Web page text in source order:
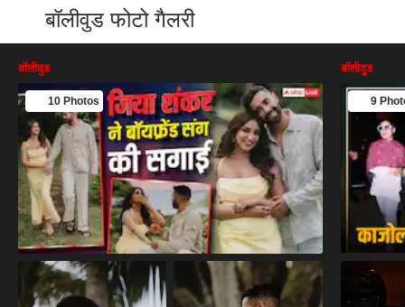
बॉलीवुड फोटो गैलरी
बॉलीवुड
10 Photos
बॉलीवुड
9